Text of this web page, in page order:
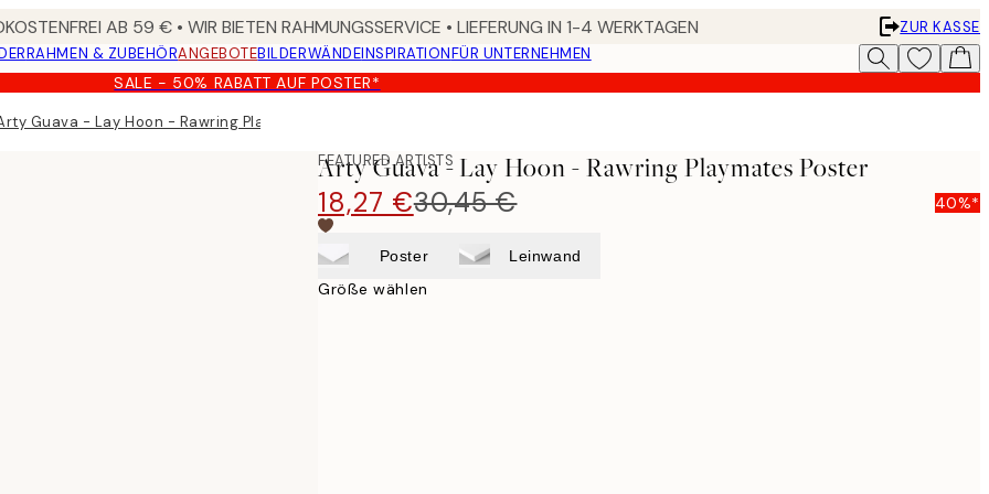
AB 59 € • WIR BIETEN RAHMUNGSSERVICE • LIEFERUNG IN 1-4 WERKTAGEN
ZUR KASSE
RAHMEN & ZUBEHÖRANGEBOTEBILDERWÄNDEINSPIRATIONFÜR UNTERNEHMEN
SALE - 50% RABATT AUF POSTER*
Guava - Lay Hoon - Rawring Playmates Poster
FEATURED ARTISTS
Arty Guava - Lay Hoon - Rawring Playmates Poster
18,27 €30,45 € 40%*
Poster Leinwand
Größe wählen